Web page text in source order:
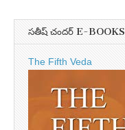
సతీష్ చందర్ E-BOOKS
The Fifth Veda